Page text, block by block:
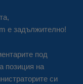
е задължително!
под
позиция на
си